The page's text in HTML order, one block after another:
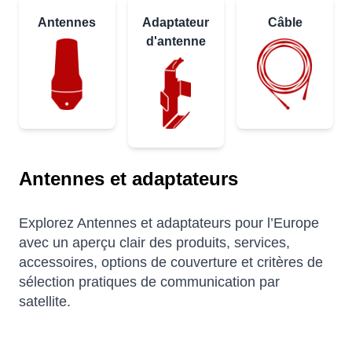
Antennes
Adaptateur
d'antenne
Câble
Antennes et adaptateurs
Explorez Antennes et adaptateurs pour l’Europe
avec un aperçu clair des produits, services,
accessoires, options de couverture et critères de
sélection pratiques de communication par
satellite.